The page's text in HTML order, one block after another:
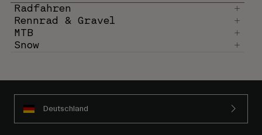
Radfahren
Rennrad & Gravel
MTB
Snow
Deutschland